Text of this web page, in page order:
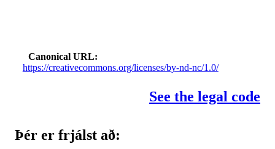
Canonical URL
https://creativecommons.org/licenses/by-nd-nc/1.0/
See the legal code
Þér er frjálst að: